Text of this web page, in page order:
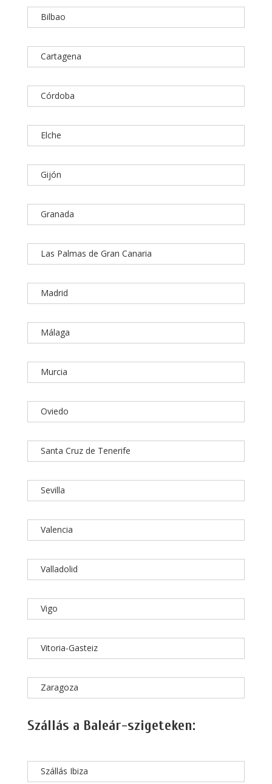
Bilbao
Cartagena
Córdoba
Elche
Gijón
Granada
Las Palmas de Gran Canaria
Madrid
Málaga
Murcia
Oviedo
Santa Cruz de Tenerife
Sevilla
Valencia
Valladolid
Vigo
Vitoria-Gasteiz
Zaragoza
Szállás a Baleár-szigeteken:
Szállás Ibiza